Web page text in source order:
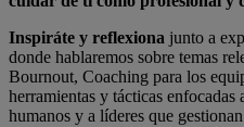
Inspiráte y reflexiona junto a
donde hablaremos sobre temas
Bournout, Coaching para los
herramientas y tácticas enfocadas
humanos y a líderes que